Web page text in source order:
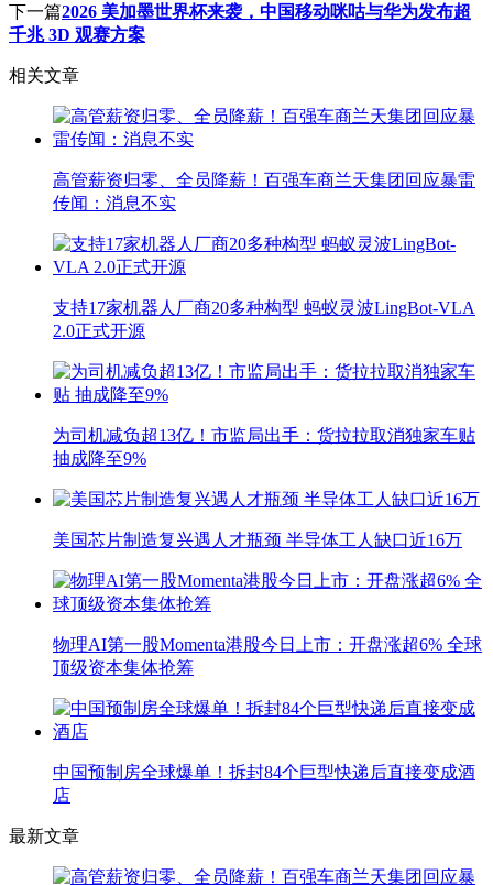
下一篇2026 美加墨世界杯来袭，中国移动咪咕与华为发布超
千兆 3D 观赛方案
相关文章
高管薪资归零、全员降薪！百强车商兰天集团回应暴雷
传闻：消息不实
支持17家机器人厂商20多种构型 蚂蚁灵波LingBot-VLA
2.0正式开源
为司机减负超13亿！市监局出手：货拉拉取消独家车贴
抽成降至9%
美国芯片制造复兴遇人才瓶颈 半导体工人缺口近16万
物理AI第一股Momenta港股今日上市：开盘涨超6% 全球
顶级资本集体抢筹
中国预制房全球爆单！拆封84个巨型快递后直接变成酒
店
最新文章